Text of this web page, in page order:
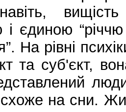
єдиною
На рівні
та суб'єкт,
на сни.